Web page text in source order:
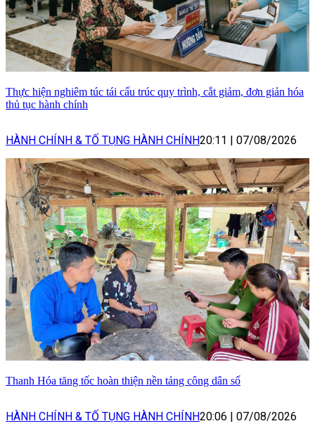
Thực hiện nghiêm túc tái cấu trúc quy trình, cắt giảm, đơn giản hóa
thủ tục hành chính
HÀNH CHÍNH & TỐ TỤNG HÀNH CHÍNH20:11 07/08/2026
Thanh Hóa tăng tốc hoàn thiện nền tảng công dân số
HÀNH CHÍNH & TỐ TỤNG HÀNH CHÍNH20:06 07/08/2026